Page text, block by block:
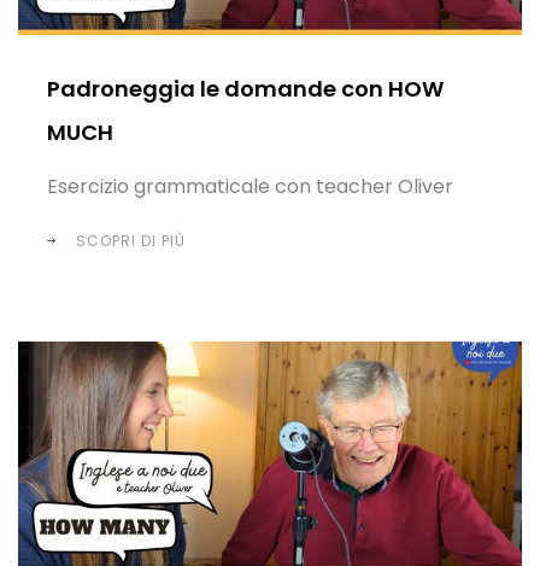
Padroneggia le domande con HOW
MUCH
Esercizio grammaticale con teacher Oliver
SCOPRI DI PIÙ